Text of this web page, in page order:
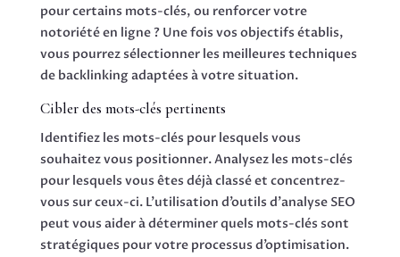
pour certains mots-clés, ou renforcer votre
notoriété en ligne ? Une fois vos objectifs établis,
vous pourrez sélectionner les meilleures techniques
de backlinking adaptées à votre situation.
Cibler des mots-clés pertinents
Identifiez les mots-clés pour lesquels vous
souhaitez vous positionner. Analysez les mots-clés
pour lesquels vous êtes déjà classé et concentrez-
vous sur ceux-ci. L’utilisation d’outils d’analyse SEO
peut vous aider à déterminer quels mots-clés sont
stratégiques pour votre processus d’optimisation.